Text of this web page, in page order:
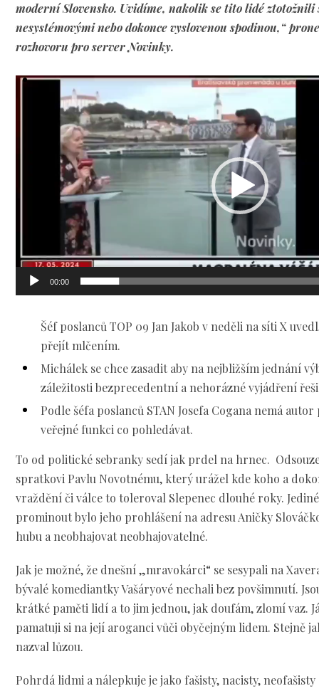
moderní Slovensko. Uvidíme, nakolik se tito lidé
nesystémovými nebo dokonce vyslovenou spodinou,“
rozhovoru pro server Novinky.
Video
00:00
Šéf poslanců TOP 09 Jan Jakob v neděli na síti X
přejít mlčením.
Michálek se chce zasadit aby na nejbližším jednání
záležitosti bezprecedentní a nehorázné vyjádření
Podle šéfa poslanců STAN Josefa Cogana nemá
veřejné funkci co pohledávat.
To od politické sebranky sedí jak prdel na hrnec.
spratkovi Pavlu Novotnému, který urážel kde koho a
vraždění či válce to toleroval Slepenec dlouhé roky.
prominout bylo jeho prohlášení na adresu Aničky
hubu a neobhajovat neobhajovatelné.
Jak je možné, že dnešní „mravokárci“ se sesypali na
bývalé komediantky Vašáryové nechali bez povšimnutí.
krátké paměti lidí a to jim jednou, jak doufám, zlomí vaz.
pamatuji si na její aroganci vůči obyčejným lidem. Stejně
nazval lůzou.
Pohrdá lidmi a nálepkuje je jako fašisty, nacisty, neofašisty